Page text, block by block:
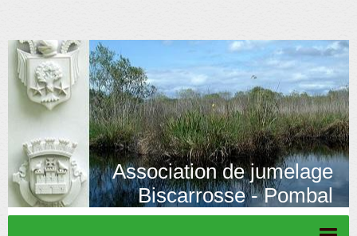
Association de jumelage
Biscarrosse - Pombal